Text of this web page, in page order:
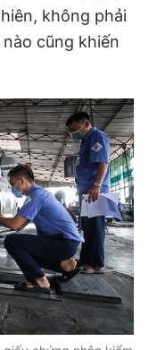
cáo
404
soạn Chính sách bảo
không phải
cũng khiến